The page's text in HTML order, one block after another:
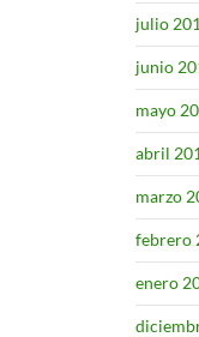
julio
junio
mayo
abril
marzo
febrero
enero